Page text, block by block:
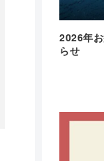
2026年
らせ